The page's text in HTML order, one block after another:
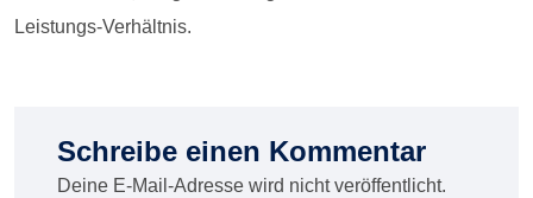
Leistungs-Verhältnis.
Schreibe einen Kommentar
Deine E-Mail-Adresse wird nicht veröffentlicht.